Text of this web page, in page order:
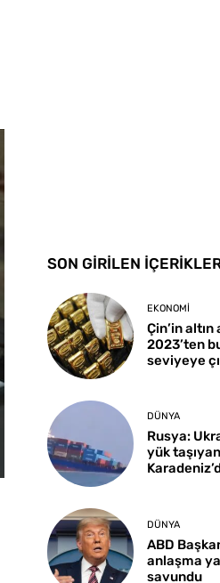
SON GİRİLEN
EKONOMI
Çin’in altın
2023’ten
seviyeye
DÜNYA
Rusya:
yük
DÜNYA
ABD
anlaşma
savundu